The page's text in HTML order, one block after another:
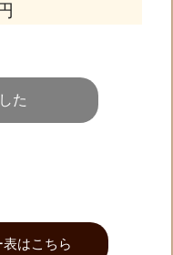
た
はこちら